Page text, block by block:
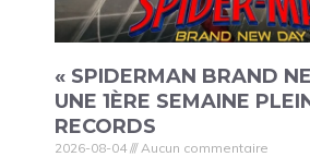
« SPIDERMAN BRAND
UNE 1ÈRE SEMAINE
RECORDS
2026-08-04 Aucun commentaire